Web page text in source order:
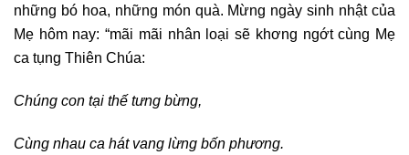
những bó hoa, những món quà. Mừng ngày sinh nhật của
Mẹ hôm nay: “mãi mãi nhân loại sẽ khơng ngớt cùng Mẹ
ca tụng Thiên Chúa:
Chúng con tại thế tưng bừng,
Cùng nhau ca hát vang lừng bốn phương.